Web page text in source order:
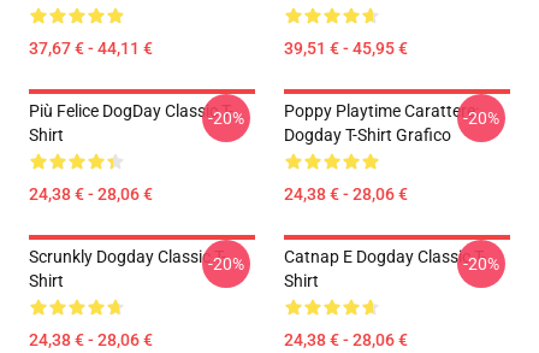
37,67 € - 44,11 € 39,51 € - 45,95 €
Più Felice DogDay Classic T-
Shirt
24,38 € - 28,06 €
-20%
Poppy Playtime Carattere:
Dogday T-Shirt Grafico
24,38 € - 28,06 €
-20%
Scrunkly Dogday Classic T-
Shirt
24,38 € - 28,06 €
-20%
Catnap E Dogday Classic T-
Shirt
24,38 € - 28,06 €
-20%